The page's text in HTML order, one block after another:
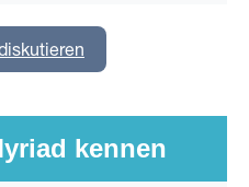
kennen